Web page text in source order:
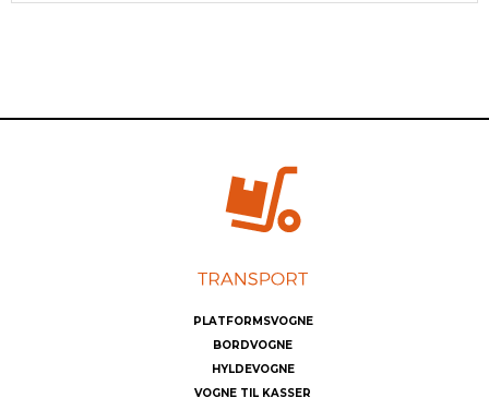
PLATFORMSVOGNE
BORDVOGNE
HYLDEVOGNE
VOGNE TIL KASSER